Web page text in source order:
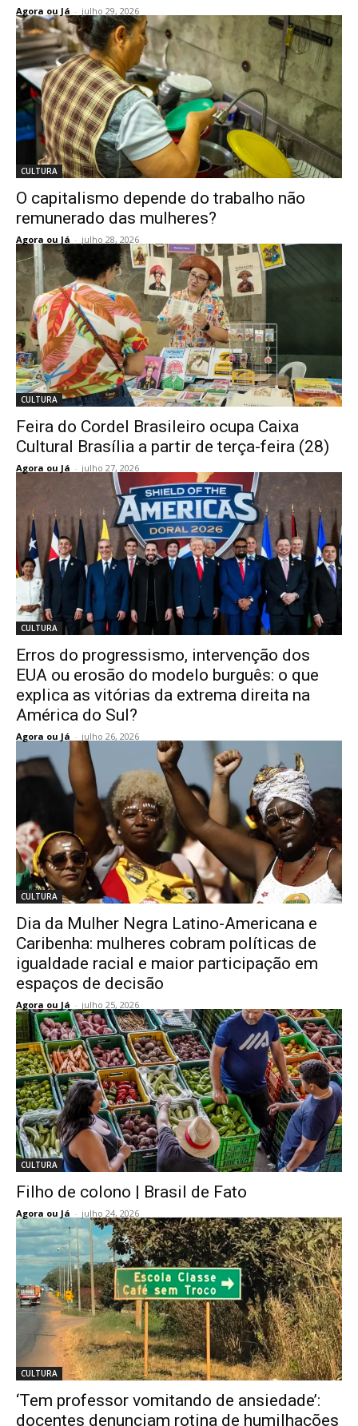
Agora ou Já - julho 29, 2026
CULTURA
O capitalismo depende do trabalho não
remunerado das mulheres?
Agora ou Já - julho 28, 2026
CULTURA
Feira do Cordel Brasileiro ocupa Caixa
Cultural Brasília a partir de terça-feira (28)
Agora ou Já - julho 27, 2026
CULTURA
Erros do progressismo, intervenção dos
EUA ou erosão do modelo burguês: o que
explica as vitórias da extrema direita na
América do Sul?
Agora ou Já - julho 26, 2026
CULTURA
Dia da Mulher Negra Latino-Americana e
Caribenha: mulheres cobram políticas de
igualdade racial e maior participação em
espaços de decisão
Agora ou Já - julho 25, 2026
CULTURA
Filho de colono | Brasil de Fato
Agora ou Já - julho 24, 2026
CULTURA
‘Tem professor vomitando de ansiedade’:
docentes denunciam rotina de humilhações